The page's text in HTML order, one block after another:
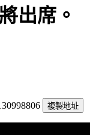
出席。
複製地址